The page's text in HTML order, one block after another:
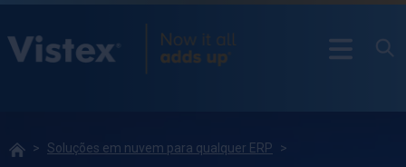
Soluções em nuvem para qualquer ERP